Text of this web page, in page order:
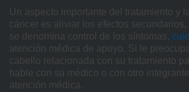
Un aspecto importante del tratamiento y
cáncer es aliviar los efectos secundarios,
se denomina control de los síntomas,
atención médica de apoyo. Si le
cabello relacionada con su tratamiento
hable con su médico o con otro
atención médica.